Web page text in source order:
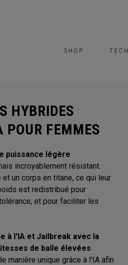
SHOP TECH
HYBRIDES
POUR FEMMES
puissance légère
incroyablement résistant.
un corps en titane, ce qui leur
est redistribué pour
et pour faciliter les
à l'IA et Jailbreak avec la
de balle élevées
manière unique grâce à l'IA afin